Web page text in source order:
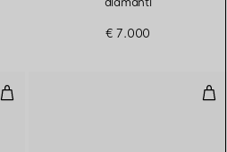
€ 7.000
Anello T1 in oro bianco con